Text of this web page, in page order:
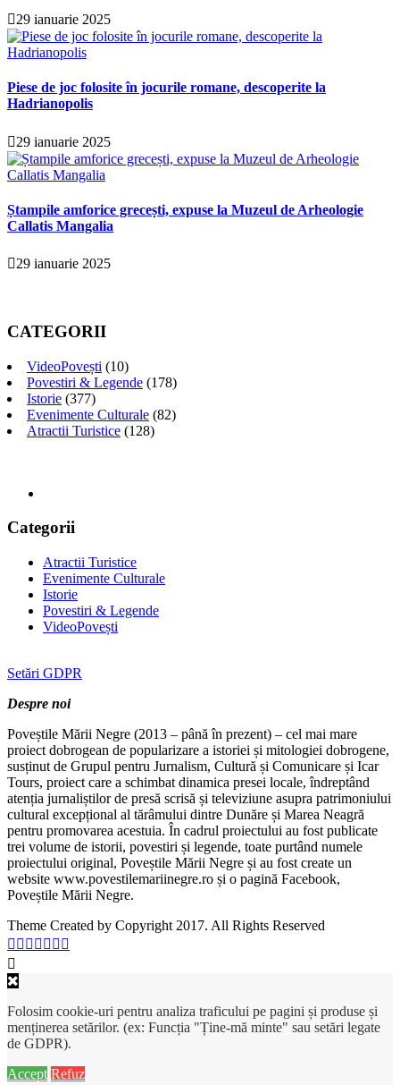
29 ianuarie 2025
Piese de joc folosite în jocurile romane, descoperite la
Hadrianopolis
29 ianuarie 2025
Ștampile amforice grecești, expuse la Muzeul de Arheologie
Callatis Mangalia
29 ianuarie 2025
CATEGORII
VideoPovești (10)
Povestiri & Legende (178)
Istorie (377)
Evenimente Culturale (82)
Atractii Turistice (128)
Categorii
Atractii Turistice
Evenimente Culturale
Istorie
Povestiri & Legende
VideoPovești
Setări GDPR
Despre noi
Poveștile Mării Negre (2013 – până în prezent) – cel mai mare
proiect dobrogean de popularizare a istoriei și mitologiei dobrogene,
susținut de Grupul pentru Jurnalism, Cultură și Comunicare și Icar
Tours, proiect care a schimbat dinamica presei locale, îndreptând
atenția jurnaliștilor de presă scrisă și televiziune asupra patrimoniului
cultural excepțional al tărâmului dintre Dunăre și Marea Neagră
pentru promovarea acestuia. În cadrul proiectului au fost publicate
trei volume de istorii, povestiri și legende, toate purtând numele
proiectului original, Poveștile Mării Negre și au fost create un
website www.povestilemariinegre.ro și o pagină Facebook,
Poveștile Mării Negre.
Theme Created by Copyright 2017. All Rights Reserved
Folosim cookie-uri pentru analiza traficului pe pagini și produse și
menținerea setărilor. (ex: Funcția "Ține-mă minte" sau setări legate
de GDPR).
Accept Refuz